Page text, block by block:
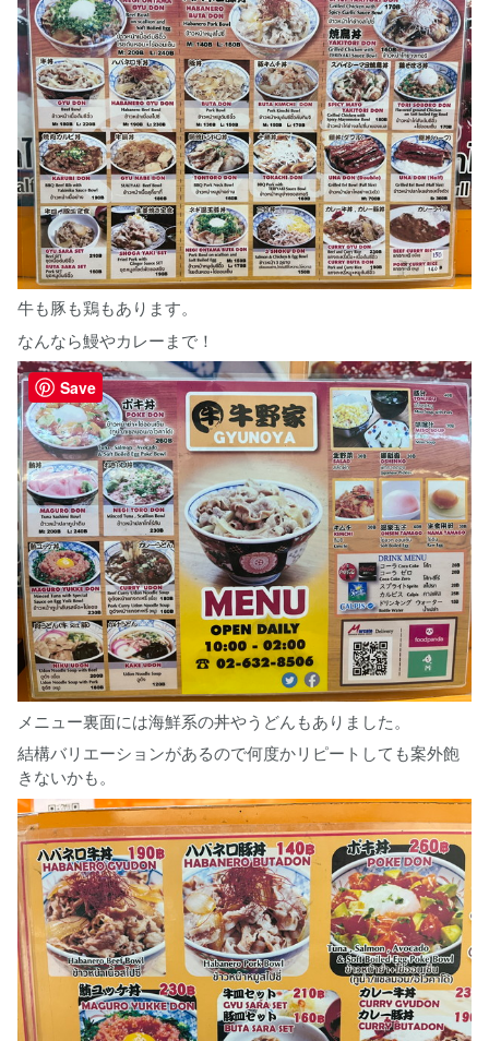
牛も豚も鶏もあります。
なんなら鰻やカレーまで！
メニュー裏面には海鮮系の丼やうどんもありました。
結構バリエーションがあるので何度かリピートしても案外飽
きないかも。
Save